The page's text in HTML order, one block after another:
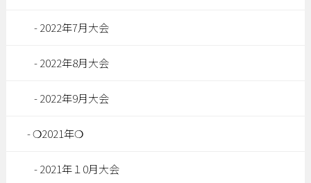
2022年7月大会
2022年8月大会
2022年9月大会
❍2021年❍
2021年１0月大会